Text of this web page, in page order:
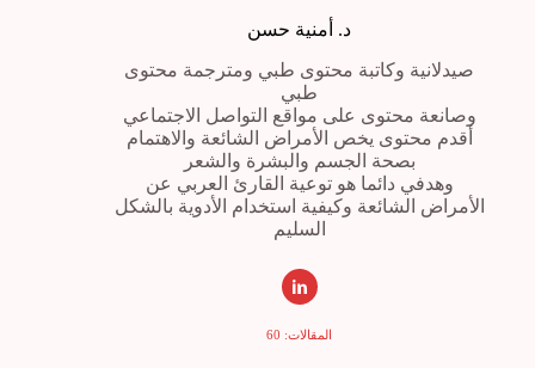
د. أمنية حسن
صيدلانية وكاتبة محتوى طبي ومترجمة محتوى
طبي
وصانعة محتوى على مواقع التواصل الاجتماعي
أقدم محتوى يخص الأمراض الشائعة والاهتمام
بصحة الجسم والبشرة والشعر
وهدفي دائما هو توعية القارئ العربي عن
الأمراض الشائعة وكيفية استخدام الأدوية بالشكل
السليم
المقالات: 60